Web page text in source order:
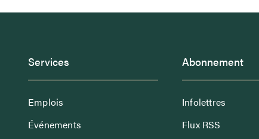
Services
Emplois
Événements
Abonnement
Infolettres
Flux RSS